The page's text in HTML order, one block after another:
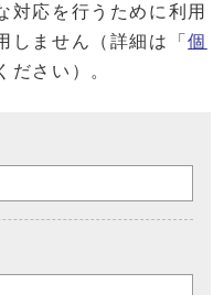
対応を行うために利用
しません（詳細は「個
ださい）。